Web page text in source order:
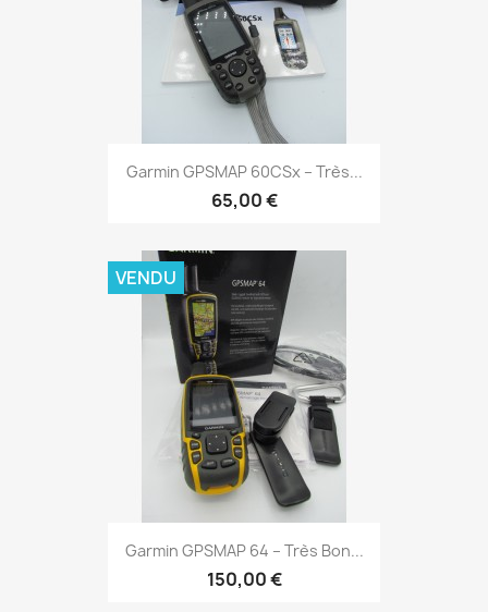
Aperçu rapide
Garmin GPSMAP 60CSx – Très...
65,00 €
Aperçu rapide
Garmin GPSMAP 64 – Très Bon...
150,00 €
VENDU